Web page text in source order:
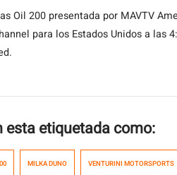
Oil 200 presentada por MAVTV
para los Estados Unidos a las
esta etiquetada como:
MILKA DUNO VENTURINI MOTORSPORTS